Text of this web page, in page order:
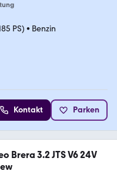
PS) • Benzin
Kontakt Parken
Brera 3.2 JTS V6 24V